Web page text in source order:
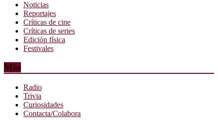
Noticias
Reportajes
Críticas de cine
Críticas de series
Edición física
Festivales
Más
Radio
Trivia
Curiosidades
Contacta/Colabora